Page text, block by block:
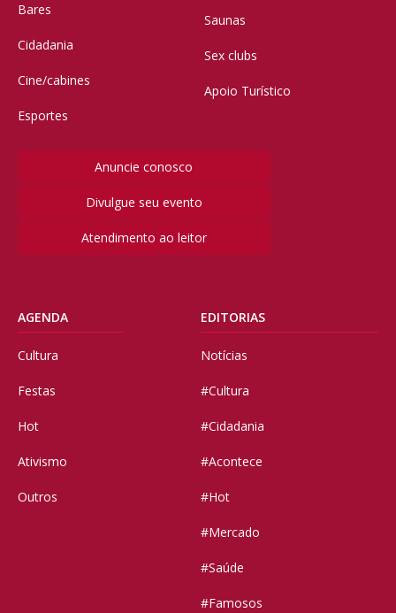
Bares
Cidadania
Cine/cabines
Esportes
Saunas
Sex clubs
Apoio Turístico
Anuncie conosco
Divulgue seu evento
Atendimento ao leitor
AGENDA
Cultura
Festas
Hot
Ativismo
Outros
EDITORIAS
Notícias
#Cultura
#Cidadania
#Acontece
#Hot
#Mercado
#Saúde
#Famosos